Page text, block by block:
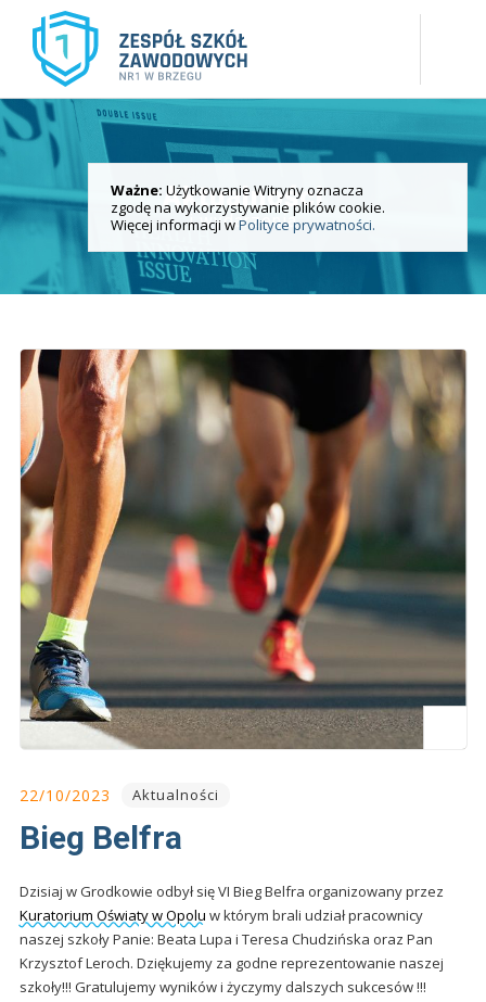
Ważne: Użytkowanie Witryny oznacza
zgodę na wykorzystywanie plików cookie.
Więcej informacji wPolityce prywatności.
Aktualności
i wydarzenia
22/10/2023 Aktualności
Bieg Belfra
Dzisiaj w Grodkowie odbył się VI Bieg Belfra organizowany przez
Kuratorium Oświaty w Opolu w którym brali udział pracownicy
naszej szkoły Panie: Beata Lupa i Teresa Chudzińska oraz Pan
Krzysztof Leroch. Dziękujemy za godne reprezentowanie naszej
szkoły!!! Gratulujemy wyników i życzymy dalszych sukcesów !!!